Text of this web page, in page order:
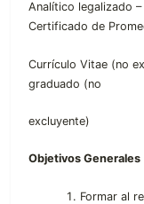
Analítico legalizado
Certificado de
Currículo Vitae (no
graduado (no
excluyente)
Objetivos Generales
Formar al